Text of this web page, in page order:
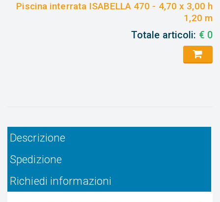
Piscina interrata ISABELLA 470 - 4,70 x 3,00 h
1,20 m
Totale articoli: € 0
Descrizione
Spedizione
Richiedi informazioni